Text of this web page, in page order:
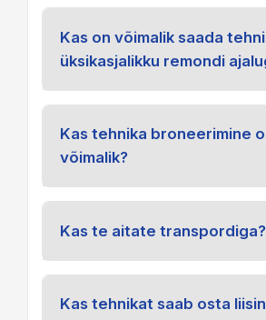
Kas on võimalik saada
üksikasjalikku remondi
Kas tehnika broneerimine
võimalik?
Kas te aitate transpordiga?
Kas tehnikat saab osta